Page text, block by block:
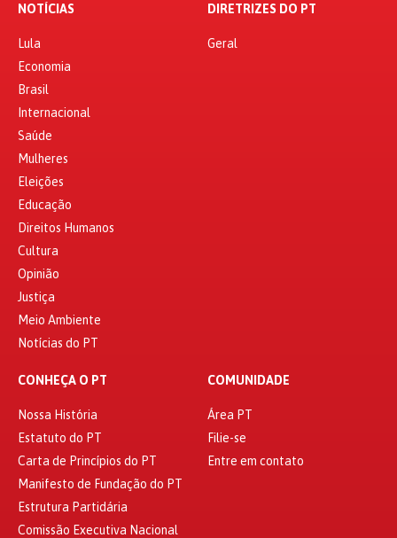
NOTÍCIAS
Lula
Economia
Brasil
Internacional
Saúde
Mulheres
Eleições
Educação
Direitos Humanos
Cultura
Opinião
Justiça
Meio Ambiente
Notícias do PT
DIRETRIZES DO PT
Geral
CONHEÇA O PT
Nossa História
Estatuto do PT
Carta de Princípios do PT
Manifesto de Fundação do PT
Estrutura Partidária
Comissão Executiva Nacional
COMUNIDADE
Área PT
Filie-se
Entre em contato